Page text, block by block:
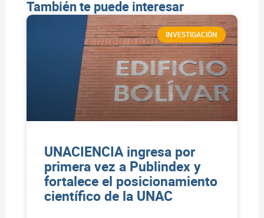
También te puede interesar
INVESTIGACIÓN
UNACIENCIA ingresa por
primera vez a Publindex y
fortalece el posicionamiento
científico de la UNAC